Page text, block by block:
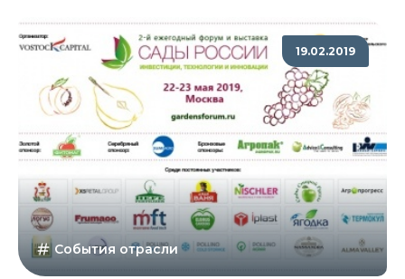
19.02.2019
События отрасли